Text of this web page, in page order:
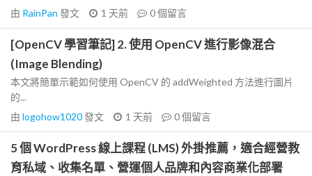
由 RainPan 發文 1 天前 0個留言
[OpenCV 學習筆記] 2. 使用 OpenCV 進行影像混合
(Image Blending)
本文將簡單示範如何使用 OpenCV 的 addWeighted 方法進行圖片
的...
由 logohow1020發文 1 天前 0個留言
5 個 WordPress 線上課程 (LMS) 外掛推薦，適合經營教
育私域、收集名單、營運個人品牌和內容商業化部署